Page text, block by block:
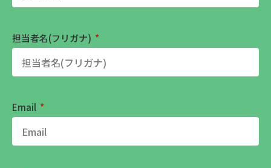
担当者名(フリガナ)
Email